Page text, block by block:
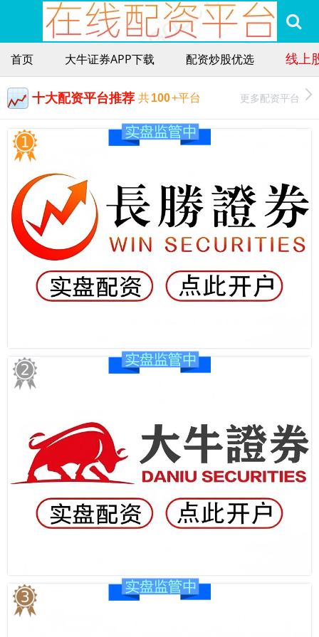
首页 大牛证券APP下载 配资炒股优选 线上
十大配资平台推荐 共100+平台 更多配资平台